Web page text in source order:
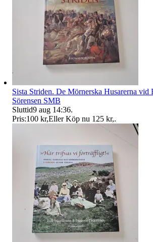
Sista Striden. De Mörnerska Husarerna vid
Sörensen SMB
Sluttid9 aug 14:36.
Pris:100 kr,Eller Köp nu 125 kr,.